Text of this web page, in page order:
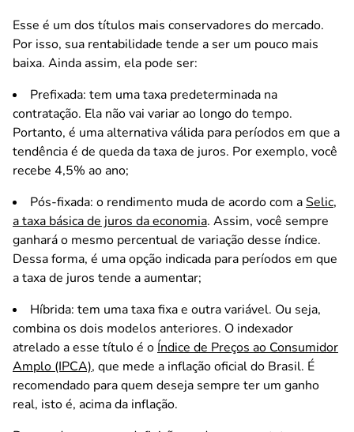
Esse é um dos títulos mais conservadores do mercado.
Por isso, sua rentabilidade tende a ser um pouco mais
baixa. Ainda assim, ela pode ser:
Prefixada: tem uma taxa predeterminada na
contratação. Ela não vai variar ao longo do tempo.
Portanto, é uma alternativa válida para períodos em que a
tendência é de queda da taxa de juros. Por exemplo, você
recebe 4,5% ao ano;
Pós-fixada: o rendimento muda de acordo com aSelic,
a taxa básica de juros da economia. Assim, você sempre
ganhará o mesmo percentual de variação desse índice.
Dessa forma, é uma opção indicada para períodos em que
a taxa de juros tende a aumentar;
Híbrida: tem uma taxa fixa e outra variável. Ou seja,
combina os dois modelos anteriores. O indexador
atrelado a esse título é o Índice de Preços ao Consumidor
Amplo (IPCA), que mede a inflação oficial do Brasil. É
recomendado para quem deseja sempre ter um ganho
real, isto é, acima da inflação.